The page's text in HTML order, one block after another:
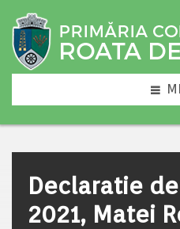
Declaratie
2021, Matei